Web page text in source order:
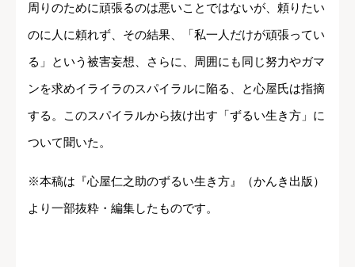
周りのために頑張るのは悪いことではないが、頼りたい
のに人に頼れず、その結果、「私一人だけが頑張ってい
る」という被害妄想、さらに、周囲にも同じ努力やガマ
ンを求めイライラのスパイラルに陥る、と心屋氏は指摘
する。このスパイラルから抜け出す「ずるい生き方」に
ついて聞いた。
※本稿は『心屋仁之助のずるい生き方』（かんき出版）
より一部抜粋・編集したものです。